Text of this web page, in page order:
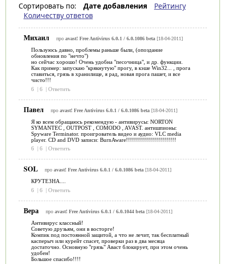
Сортировать по: Дате добавления
Рейтингу
Количеству ответов
Михаил про avast! Free Antivirus 6.0.1 / 6.0.1086 beta[18-04-2011]
Пользуюсь давно, проблемы раньше были, (опоздание
обновления по "нечто")
но сейчас хорошо! Очень удобна "песочница", и др. функции.
Как пример: запускаю "крякнутую" прогу, в кэше Win32... , прога
ставиться, грязь в хранилище, я рад, новая прога пашет, и все
чисто!!!
6
| 6 | Ответить
Павел про avast! Free Antivirus 6.0.1 / 6.0.1086 beta[18-04-2011]
Я ко всем обращаюсь рекомендую - антивирусы: NORTON
SYMANTEC , OUTPOST , COMODO , AVAST. антишпионы:
Spyware Terminator. проигрователь видео и аудио: VLC media
player. CD and DVD записи: BurnAware!!!!!!!!!!!!!!!!!!!!!!!!!
6
| 6 | Ответить
SOL про avast! Free Antivirus 6.0.1 / 6.0.1086 beta[18-04-2011]
КРУТЕЗНА....
6
| 6 | Ответить
Вера про avast! Free Antivirus 6.0.1 / 6.0.1044 beta[18-04-2011]
Антивирус классный!
Советую друзьям, они в восторге!
Компик под постоянной защитой, а что не лечит, так бесплатный
касперыч или курейт спасет, проверки раз в два месяца
достаточно. Основную "грязь" Аваст блокирует, при этом очень
удобен!
Большое спасибо!!!!